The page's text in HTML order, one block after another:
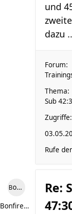
und
dazu
Forum:
Thema:
Sub
Zugriffe:
Rufe
Bonfire307
Bonfire307
Re: